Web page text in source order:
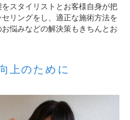
スタイリストとお客様自身が把
リングをし、適正な施術方法を
悩みなどの解決策もきちんとお
上のために